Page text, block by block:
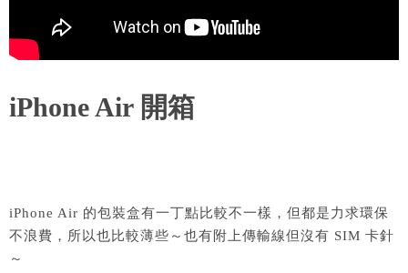
iPhone Air 開箱
iPhone Air 的包裝盒有一丁點比較不一樣，但都是力求環保
不浪費，所以也比較薄些～也有附上傳輸線但沒有 SIM 卡針
～